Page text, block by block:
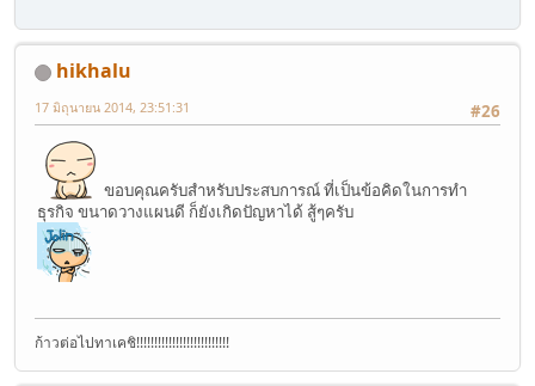
hikhalu
#26
17 มิถุนายน 2014, 23:51:31
ขอบคุณครับสำหรับประสบการณ์ ที่เป็นข้อคิดในการทำ
ธุรกิจ ขนาดวางแผนดี ก็ยังเกิดปัญหาได้ สู้ๆครับ
ก้าวต่อไปทาเคชิ!!!!!!!!!!!!!!!!!!!!!!!!!!